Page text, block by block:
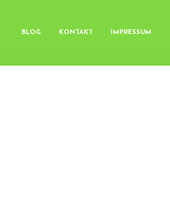
BLOG KONTAKT IMPRESSUM